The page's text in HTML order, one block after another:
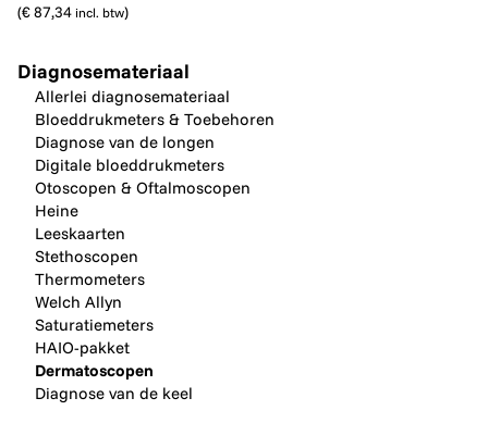
(€ 87,34 incl. btw)
Diagnosemateriaal
Allerlei diagnosemateriaal
Bloeddrukmeters & Toebehoren
Diagnose van de longen
Digitale bloeddrukmeters
Otoscopen & Oftalmoscopen
Heine
Leeskaarten
Stethoscopen
Thermometers
Welch Allyn
Saturatiemeters
HAIO-pakket
Dermatoscopen
Diagnose van de keel